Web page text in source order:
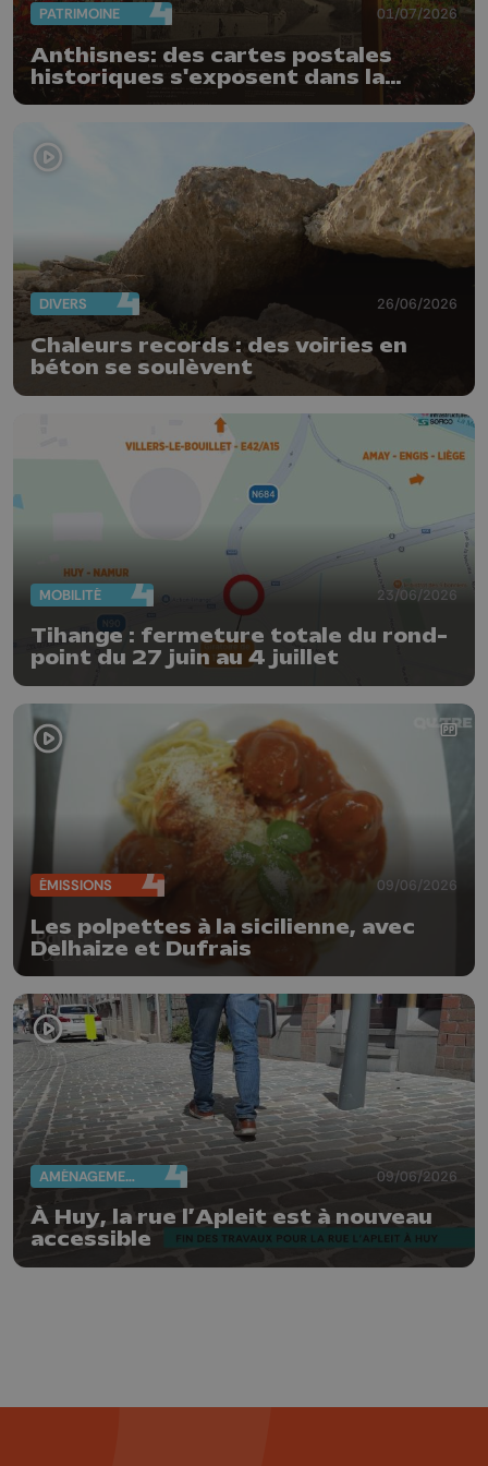
PATRIMOINE 01/07/2026
Anthisnes: des cartes postales
historiques s'exposent dans la
commune
DIVERS 26/06/2026
Chaleurs records : des voiries en
béton se soulèvent
MOBILITÉ 23/06/2026
Tihange : fermeture totale du rond-
point du 27 juin au 4 juillet
ÉMISSIONS 09/06/2026
Les polpettes à la sicilienne, avec
Delhaize et Dufrais
AMÉNAGEMENT DU TERRITOIRE 09/06/2026
À Huy, la rue l’Apleit est à nouveau
accessible